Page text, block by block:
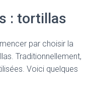
: tortillas
par choisir la
Traditionnellement,
Voici quelques